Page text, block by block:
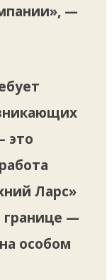
—
это
Ларс»
границе —
особом